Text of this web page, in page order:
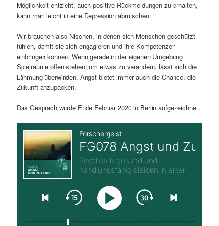
n
Möglichkeit entzieht, auch positive Rückmeldungen zu erhalten,
kann man leicht in eine Depression abrutschen.
Wir brauchen also Nischen, in denen sich Menschen geschützt
fühlen, damit sie sich engagieren und ihre Kompetenzen
einbringen können. Wenn gerade in der eigenen Umgebung
Spielräume offen stehen, um etwas zu verändern, lässt sich die
Lähmung überwinden. Angst bietet immer auch die Chance, die
Zukunft anzupacken.
Das Gespräch wurde Ende Februar 2020 in Berlin aufgezeichnet.